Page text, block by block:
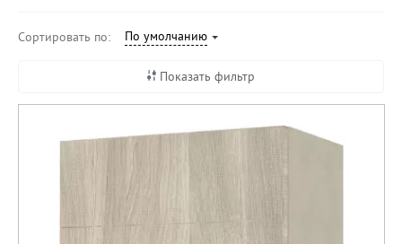
Сортировать по: По умолчанию
Показать фильтр